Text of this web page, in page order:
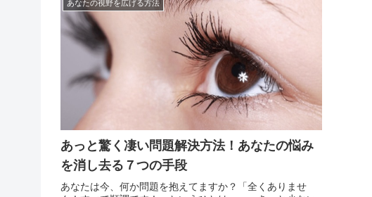
あなたの視野を広げる方法
あっと驚く凄い問題解決方法！あなたの悩み
を消し去る７つの手段
あなたは今、何か問題を抱えてますか？「全くありませ